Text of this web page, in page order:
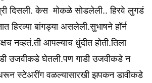
दिसली. केस मोकळे सोडलेली.. हिरवे लुगडं
हिरव्या बांगड्या असलेली.सुभाषने हॉर्न
नव्हतं.ती आपल्याच धुंदीत होती.तिला
उजवीकडे घेतली.पण गाडी उजवीकडे न
स्टेअरींग वळल्यासारखी झपकन डावीकडे